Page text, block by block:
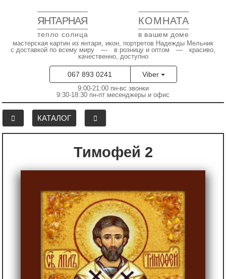
ЯНТАРНАЯ КОМНАТА
тепло солнца в вашем доме
мастерская картин из янтаря, икон, портретов Надежды Мельник
с доставкой по всему миру — в розницу и оптом — красиво,
качественно, доступно
067 893 0241 Viber
9:00-21:00 пн-вс звонки
9:30-18:30 пн-пт месенджеры и офис
КАТАЛОГ
Тимофей 2